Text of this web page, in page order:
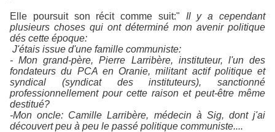
Elle poursuit son récit comme suit:" Il y a cependant
plusieurs choses qui ont déterminé mon avenir politique
dés cette époque:
J'étais issue d'une famille communiste:
- Mon grand-père, Pierre Larribère, instituteur, l'un des
fondateurs du PCA en Oranie, militant actif politique et
syndical (syndicat des instituteurs), sanctionné
professionnellement pour cette raison et peut-être même
destitué?
-Mon oncle: Camille Larribère, médecin à Sig, dont j'ai
découvert peu à peu le passé politique communiste....